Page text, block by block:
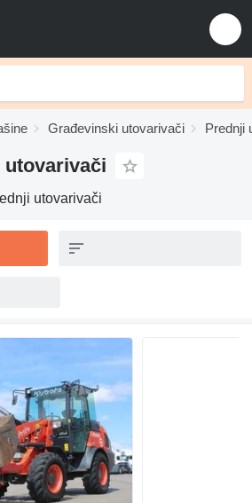
Građevinski utovarivači Prednji
utovarivači
utovarivači